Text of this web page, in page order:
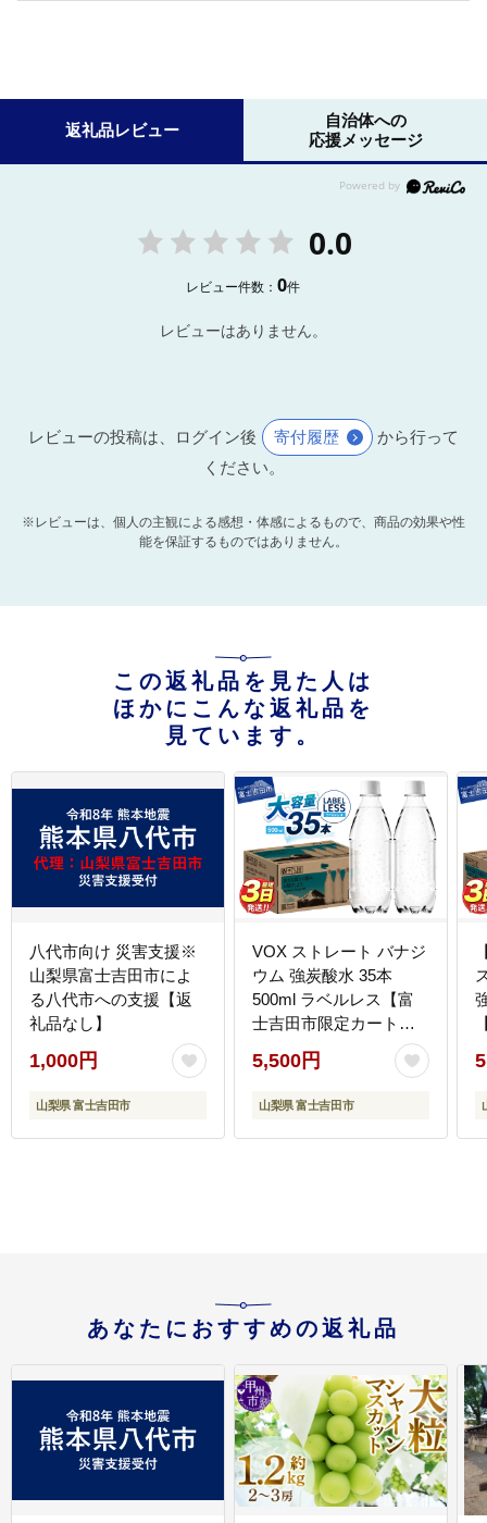
返礼品レビュー
自治体への
応援メッセージ
0.0
レビュー件数：0件
レビューはありません。
レビューの投稿は、ログイン後 寄付履歴
から行って
ください。
※レビューは、個人の主観による感想・体感によるもので、商品の効果や性
能を保証するものではありません。
この返礼品を見た人は
ほかにこんな返礼品を
見ています。
八代市向け 災害支援※
山梨県富士吉田市によ
る八代市への支援【返
礼品なし】
1,000円
山梨県 富士吉田市
VOX ストレート バナジ
ウム 強炭酸水 35本
500ml ラベルレス【富
士吉田市限定カート
5,500円
山梨県 富士吉田市
あなたにおすすめの返礼品